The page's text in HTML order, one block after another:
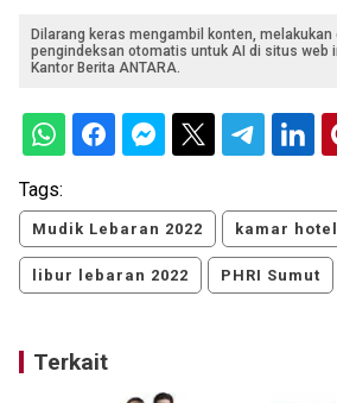
Dilarang keras mengambil konten, melakukan
pengindeksan otomatis untuk AI di situs web
Kantor Berita ANTARA.
Tags:
Mudik Lebaran 2022 kamar hotel
libur lebaran 2022 PHRI Sumut
Terkait